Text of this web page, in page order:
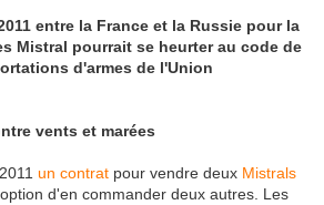
entre la France et la Russie pour la
Mistral pourrait se heurter au code de
d'armes de l'Union
vents et marées
un contrat pour vendre deux Mistrals
d'en commander deux autres. Les